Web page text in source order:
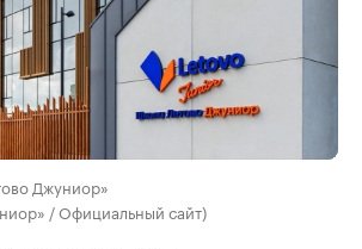
Джуниор»
/ Официальный сайт)